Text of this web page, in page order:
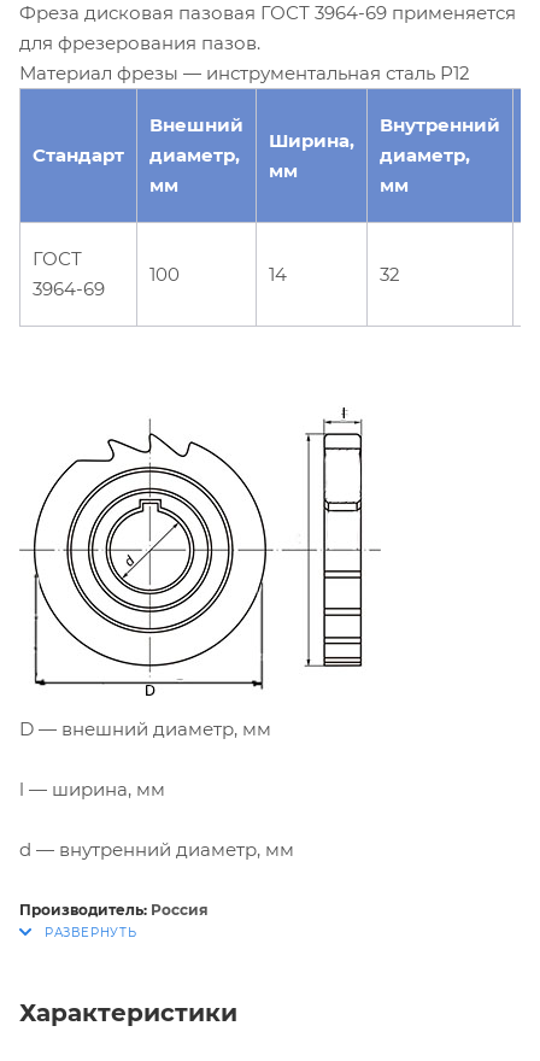
Фреза дисковая пазовая ГОСТ 3964-69 применяется
для фрезерования пазов.
Материал фрезы — инструментальная сталь Р12
Стандарт
Внешний
диаметр,
мм
Ширина,
мм
Внутренний
диаметр,
мм
ГОСТ
3964-69
100 14 32
D — внешний диаметр, мм
l — ширина, мм
d — внутренний диаметр, мм
Производитель: Россия
Характеристики